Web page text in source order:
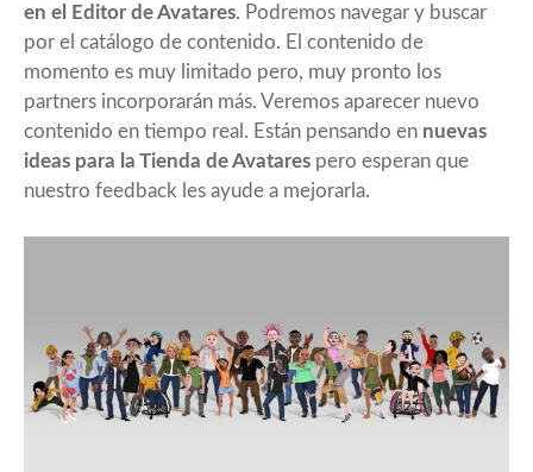
en el Editor de Avatares. Podremos navegar y buscar
por el catálogo de contenido. El contenido de
momento es muy limitado pero, muy pronto los
partners incorporarán más. Veremos aparecer nuevo
contenido en tiempo real. Están pensando en nuevas
ideas para la Tienda de Avatares pero esperan que
nuestro feedback les ayude a mejorarla.